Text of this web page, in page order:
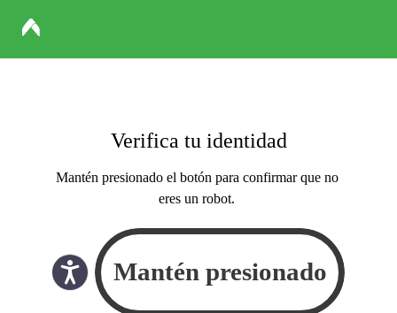
Verifica tu identidad
Mantén presionado el botón para confirmar que no
eres un robot.